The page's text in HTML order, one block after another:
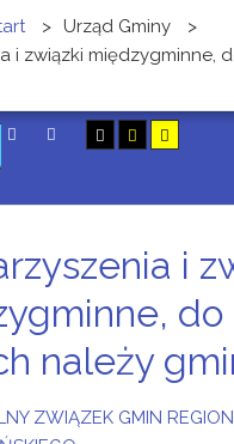
> Urząd Gminy
>
i związki międzygminne,
i
do
należy
ZWIĄZEK GMIN